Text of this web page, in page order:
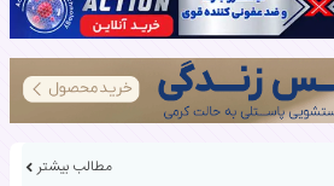
مطالب بیشتر